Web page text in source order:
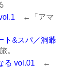
←「アマ
ト&スパ／洞爺
。
る vol.01 ←